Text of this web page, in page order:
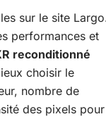
sur le site
performances et
reconditionné
choisir le
nombre de
des pixels pour